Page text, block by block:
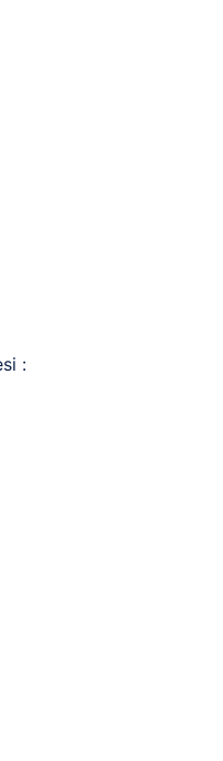
: